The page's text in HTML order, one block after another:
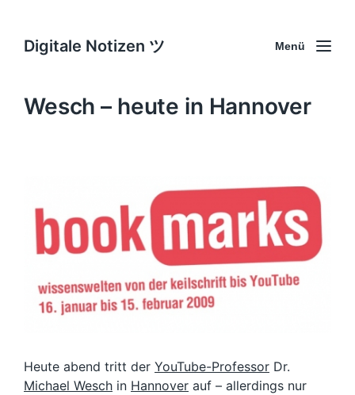
Digitale Notizen ツ Menü
Wesch – heute in Hannover
Heute abend tritt der YouTube-Professor Dr.
Michael Wesch in Hannover auf – allerdings nur